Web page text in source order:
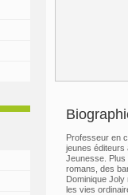
Professeur en
jeunes éditeurs
Jeunesse. Plus
romans, des
Dominique
les vies